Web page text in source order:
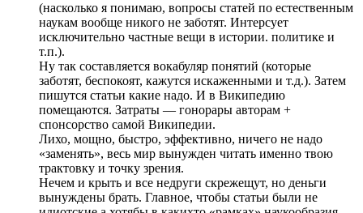
(насколько я понимаю, вопросы статей по естественным
наукам вообще никого не заботят. Интерсует
исключительно частные вещи в истории. политике и
т.п.).
Ну так составляется вокабуляр понятий (которые
заботят, беспокоят, кажутся искаженными и т.д.). Затем
пишутся статьи какие надо. И в Википедию
помещаются. Затраты — гонорары авторам +
спонсорство самой Википедии.
Лихо, мощно, быстро, эффективно, ничего не надо
«заменять», весь мир вынужден читать именно твою
трактовку и точку зрения.
Нечем и крыть и все недруги скрежещут, но деньги
вынуждены брать. Главное, чтобы статьи были не